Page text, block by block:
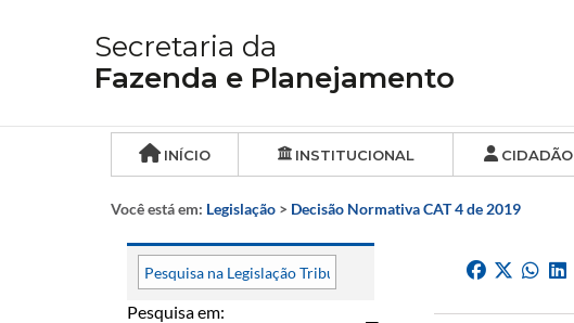
Secretaria da
Fazenda e Planejamento
INÍCIO INSTITUCIONAL CIDADÃO
Você está em: Legislação > Decisão Normativa CAT 4 de 2019
Pesquisa em: